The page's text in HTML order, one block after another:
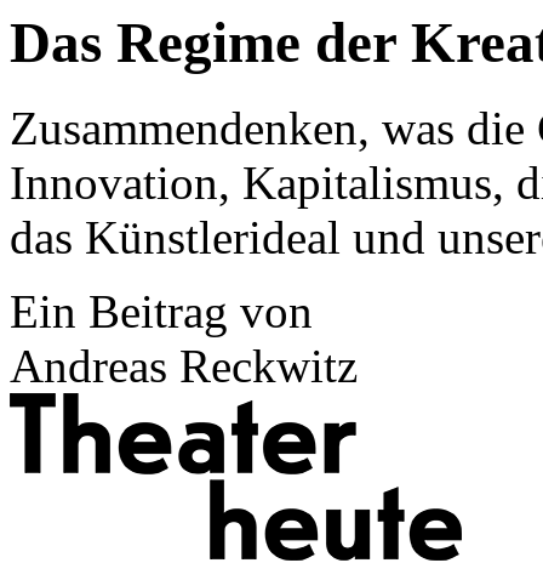
Das Regime der
Zusammendenken, was
Innovation, Kapitalismus,
das Künstlerideal und
Ein Beitrag von
Andreas Reckwitz